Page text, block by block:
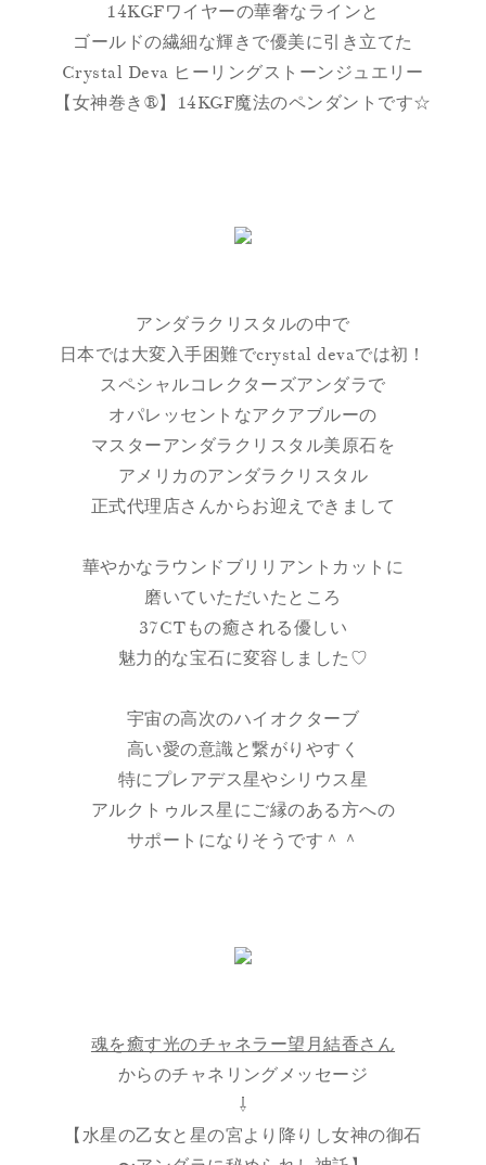
14KGFワイヤーの華奢なラインと
ゴールドの繊細な輝きで優美に引き立てた
Crystal Deva ヒーリングストーンジュエリー
【女神巻き®】14KGF魔法のペンダントです☆
アンダラクリスタルの中で
日本では大変入手困難でcrystal devaでは初！
スペシャルコレクターズアンダラで
オパレッセントなアクアブルーの
マスターアンダラクリスタル美原石を
アメリカのアンダラクリスタル
正式代理店さんからお迎えできまして
華やかなラウンドブリリアントカットに
磨いていただいたところ
37CTもの癒される優しい
魅力的な宝石に変容しました♡
宇宙の高次のハイオクターブ
高い愛の意識と繋がりやすく
特にプレアデス星やシリウス星
アルクトゥルス星にご縁のある方への
サポートになりそうです＾＾
魂を癒す光のチャネラー望月結香さん
からのチャネリングメッセージ
⇩
【水星の乙女と星の宮より降りし女神の御石